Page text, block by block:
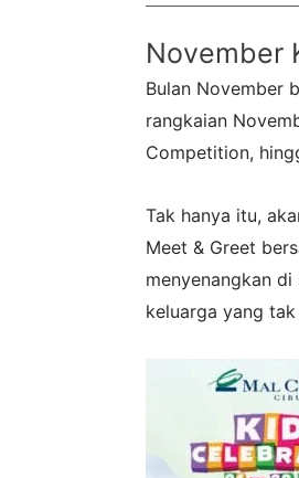
November
Bulan November
rangkaian
Competition,
Tak hanya itu,
Meet & Greet
menyenangkan
keluarga yang